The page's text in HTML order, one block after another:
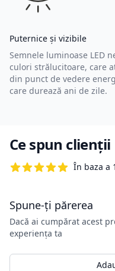
Puternice și vizibile
Semnele luminoase LED
culori strălucitoare, care
din punct de vedere
care durează ani de zile.
Ce spun clienții
În baza a
Spune-ți părerea
Dacă ai cumpărat acest
experiența ta